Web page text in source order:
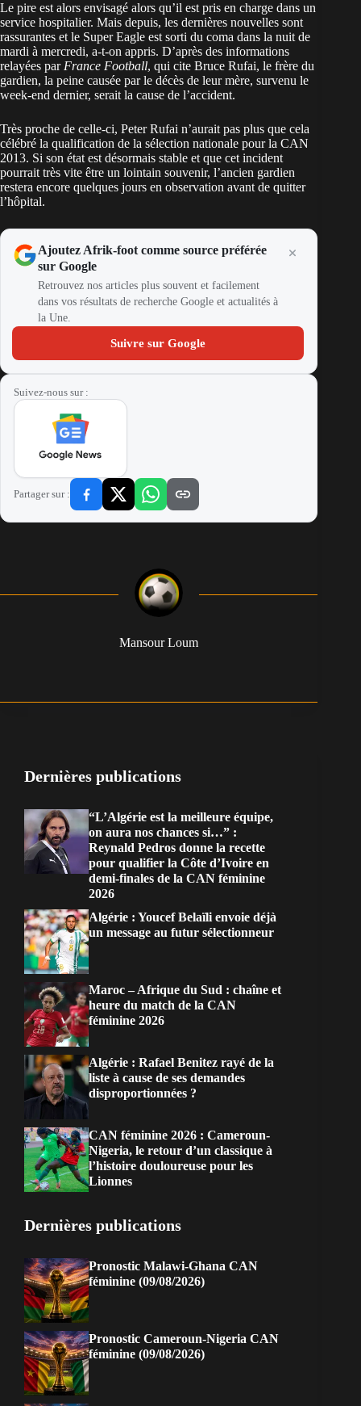
Le pire est alors envisagé alors qu’il est pris en charge dans un
service hospitalier. Mais depuis, les dernières nouvelles sont
rassurantes et le Super Eagle est sorti du coma dans la nuit de
mardi à mercredi, a-t-on appris. D’après des informations
relayées par France Football, qui cite Bruce Rufai, le frère du
gardien, la peine causée par le décès de leur mère, survenu le
week-end dernier, serait la cause de l’accident.
Très proche de celle-ci, Peter Rufai n’aurait pas plus que cela
célébré la qualification de la sélection nationale pour la CAN
2013. Si son état est désormais stable et que cet incident
pourrait très vite être un lointain souvenir, l’ancien gardien
restera encore quelques jours en observation avant de quitter
l’hôpital.
Ajoutez Afrik-foot comme source préférée
sur Google
Retrouvez nos articles plus souvent et facilement
dans vos résultats de recherche Google et actualités à
la Une.
Suivre sur Google
Suivez-nous sur :
Partager sur :
Mansour Loum
Dernières publications
“L’Algérie est la meilleure équipe,
on aura nos chances si…” :
Reynald Pedros donne la recette
pour qualifier la Côte d’Ivoire en
demi-finales de la CAN féminine
2026
Algérie : Youcef Belaïli envoie déjà
un message au futur sélectionneur
Maroc – Afrique du Sud : chaîne et
heure du match de la CAN
féminine 2026
Algérie : Rafael Benitez rayé de la
liste à cause de ses demandes
disproportionnées ?
CAN féminine 2026 : Cameroun-
Nigeria, le retour d’un classique à
l’histoire douloureuse pour les
Lionnes
Dernières publications
Pronostic Malawi-Ghana CAN
féminine (09/08/2026)
Pronostic Cameroun-Nigeria CAN
féminine (09/08/2026)